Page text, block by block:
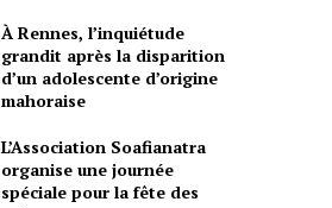
À Rennes, l’inquiétude
grandit après la disparition
d’un adolescente d’origine
mahoraise
L’Association Soafianatra
organise une journée
spéciale pour la fête des